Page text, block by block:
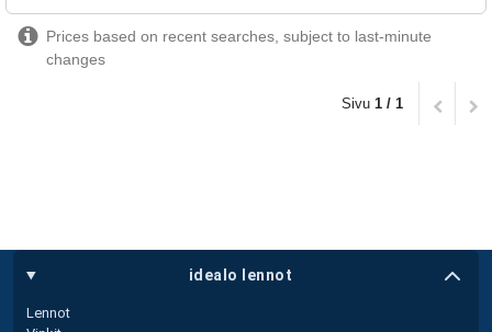
Prices based on recent searches, subject to last-minute
changes
Sivu 1 / 1
idealo lennot
Lennot